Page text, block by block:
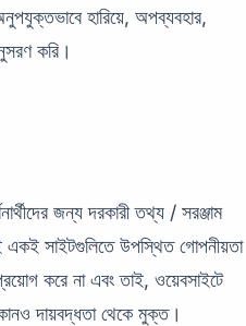
হারিয়ে, অপব্যবহার,
করি।
জন্য দরকারী তথ্য / সরঞ্জাম
একই সাইটগুলিতে উপস্থিত গোপনীয়তা
করে না এবং তাই, ওয়েবসাইটে
কোনও দায়বদ্ধতা থেকে মুক্ত।